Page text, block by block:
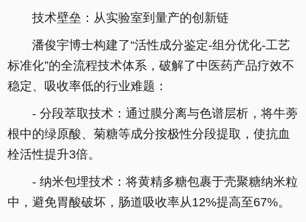
技术壁垒：从实验室到量产的创新链
潘俊宇博士构建了“活性成分鉴定-组分优化-工艺
标准化”的全流程技术体系，破解了中医药产品疗效不
稳定、吸收率低的行业难题：
- 分段萃取技术：通过膜分离与色谱层析，将牛蒡
根中的绿原酸、菊糖等成分按极性分段提取，使抗血
栓活性提升3倍。
- 纳米包埋技术：将黄精多糖包裹于壳聚糖纳米粒
中，避免胃酸破坏，肠道吸收率从12%提高至67%。